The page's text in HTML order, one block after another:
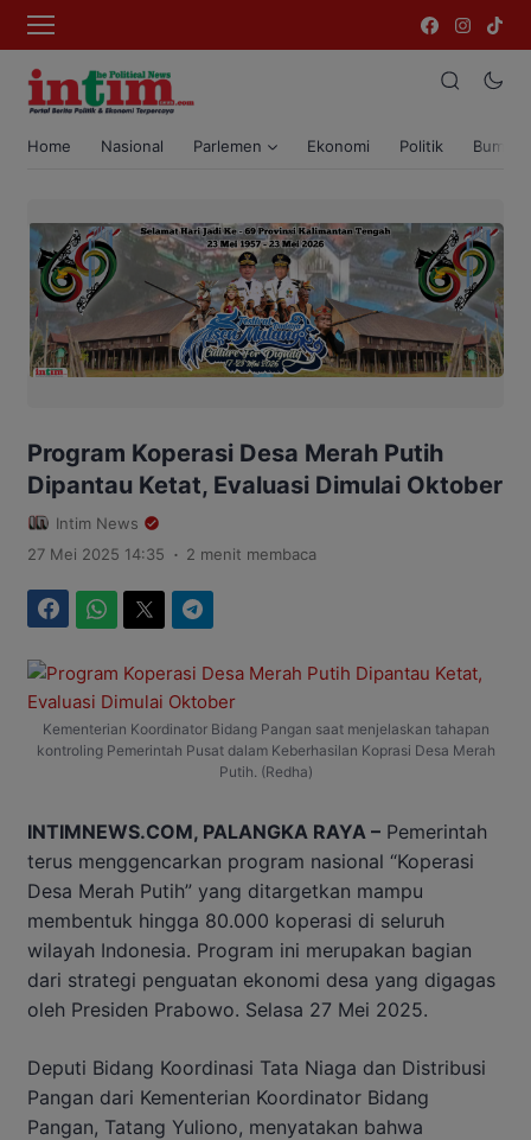
Home Nasional Parlemen Ekonomi Politik Bumi
Program Koperasi Desa Merah Putih
Dipantau Ketat, Evaluasi Dimulai Oktober
Intim News
27 Mei 2025 14:35 . 2 menit membaca
Kementerian Koordinator Bidang Pangan saat menjelaskan tahapan
kontroling Pemerintah Pusat dalam Keberhasilan Koprasi Desa Merah
Putih. (Redha)
INTIMNEWS.COM, PALANGKA RAYA – Pemerintah
terus menggencarkan program nasional “Koperasi
Desa Merah Putih” yang ditargetkan mampu
membentuk hingga 80.000 koperasi di seluruh
wilayah Indonesia. Program ini merupakan bagian
dari strategi penguatan ekonomi desa yang digagas
oleh Presiden Prabowo. Selasa 27 Mei 2025.
Deputi Bidang Koordinasi Tata Niaga dan Distribusi
Pangan dari Kementerian Koordinator Bidang
Pangan, Tatang Yuliono, menyatakan bahwa